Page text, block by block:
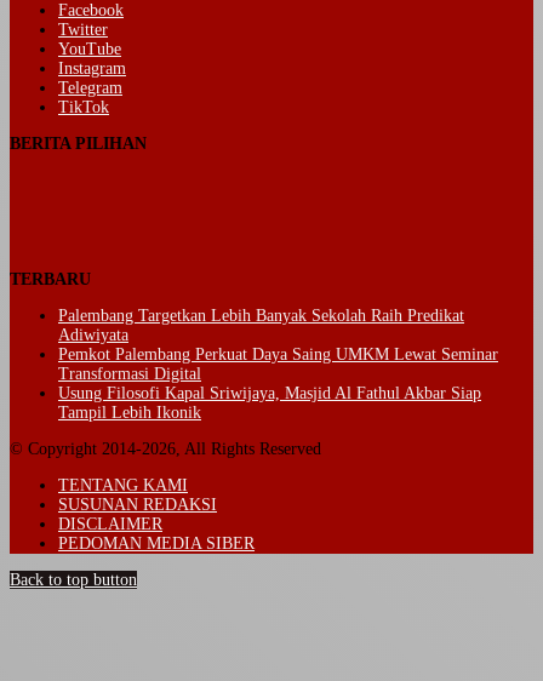
Facebook
Twitter
YouTube
Instagram
Telegram
TikTok
BERITA PILIHAN
TERBARU
Palembang Targetkan Lebih Banyak Sekolah Raih Predikat
Adiwiyata
Pemkot Palembang Perkuat Daya Saing UMKM Lewat Seminar
Transformasi Digital
Usung Filosofi Kapal Sriwijaya, Masjid Al Fathul Akbar Siap
Tampil Lebih Ikonik
© Copyright 2014-2026, All Rights Reserved
TENTANG KAMI
SUSUNAN REDAKSI
DISCLAIMER
PEDOMAN MEDIA SIBER
Back to top button